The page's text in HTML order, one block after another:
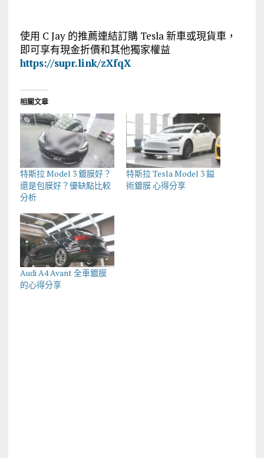
使用 C Jay 的推薦連結訂購 Tesla 新車或現貨車，
即可享有現金折價和其他獨家權益
https://supr.link/zXfqX
相關文章
特斯拉 Model 3 鍍膜好？
還是包膜好？優缺點比較
分析
特斯拉 Tesla Model 3 鎰
術鍍膜 心得分享
Audi A4 Avant 全車鍍膜
的心得分享